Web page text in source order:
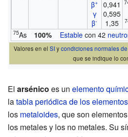
β+
γ
β-
0,941
0,595
1,35
75As 100% Estable con 42
Valores en elSIycondiciones normales
que se indique lo
El arsénico es un elemento
latabla periódica de los elementos
los metaloides, que son
los metales y los no metales. Su